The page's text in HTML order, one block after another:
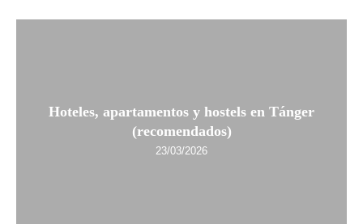
Hoteles, apartamentos y hostels en Tánger
(recomendados)
23/03/2026